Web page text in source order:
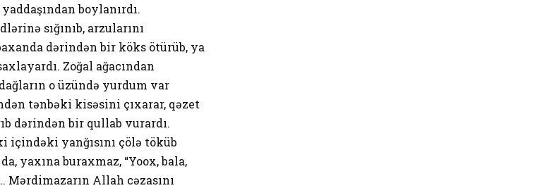
boylanırdı.
sığınıb, arzularını
dərindən bir köks ötürüb, ya
Zoğal ağacından
o üzündə yurdum var
tənbəki kisəsini çıxarar, qəzet
dərindən bir qullab vurardı.
içindəki yanğısını çölə töküb
yaxına buraxmaz, “Yoox, bala,
Allah cəzasını